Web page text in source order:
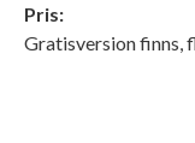
Pris:
Gratisversion finns,